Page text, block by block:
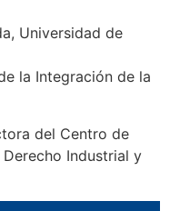
Universidad de
la Integración de la
del Centro de
Industrial y